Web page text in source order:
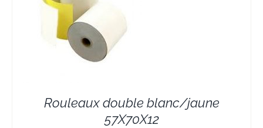
Rouleaux double blanc/jaune
57X70X12